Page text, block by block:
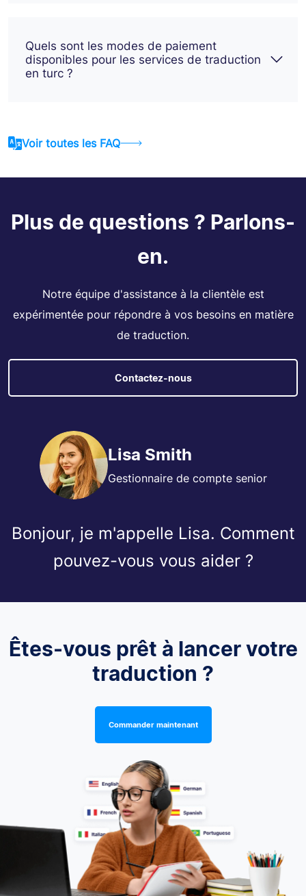
Quels sont les modes de paiement
disponibles pour les services de traduction
en turc ?
Voir toutes les FAQ
Plus de questions ? Parlons-
en.
Notre équipe d'assistance à la clientèle est
expérimentée pour répondre à vos besoins en matière
de traduction.
Contactez-nous
Lisa Smith
Gestionnaire de compte senior
Bonjour, je m'appelle Lisa. Comment
pouvez-vous vous aider ?
Êtes-vous prêt à lancer votre
traduction ?
Commander maintenant